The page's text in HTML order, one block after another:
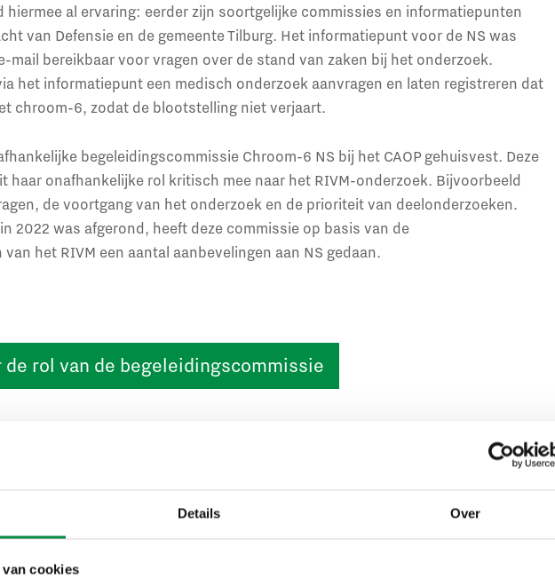
Details Over
van cookies
hiermee al ervaring: eerder zijn soortgelijke commissies en informatiepunten
van Defensie en de gemeente Tilburg. Het informatiepunt voor de NS was
mail bereikbaar voor vragen over de stand van zaken bij het onderzoek.
het informatiepunt een medisch onderzoek aanvragen en laten registreren dat
chroom-6, zodat de blootstelling niet verjaart.
begeleidingscommissie Chroom-6 NS bij het CAOP gehuisvest. Deze
haar onafhankelijke rol kritisch mee naar het RIVM-onderzoek. Bijvoorbeeld
de voortgang van het onderzoek en de prioriteit van deelonderzoeken.
2022 was afgerond, heeft deze commissie op basis van de
het RIVM een aantal aanbevelingen aan NS gedaan.
de rol van de begeleidingscommissie
aan RIVM
ook het RIVM bij het onderzoek. Alle beschikbare NS-documenten over het
via het CAOP voor het RIVM digitaal ontsloten. Daarbij is door het CAOP